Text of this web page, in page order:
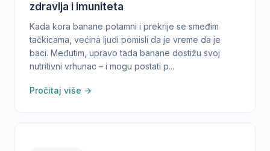
zdravlja i imuniteta
Kada kora banane potamni i prekrije se smeđim
tačkicama, većina ljudi pomisli da je vreme da je
baci. Međutim, upravo tada banane dostižu svoj
nutritivni vrhunac – i mogu postati p...
Pročitaj više →